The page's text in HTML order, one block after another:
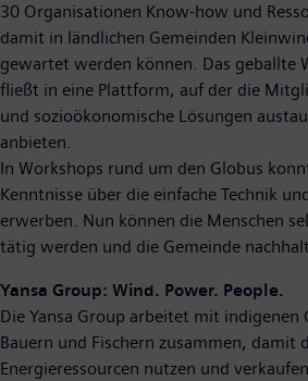
30 Organisationen Know-how und
damit in ländlichen Gemeinden
gewartet werden können. Das geballte
fließt in eine Plattform, auf der die
und sozioökonomische Lösungen
anbieten.
In Workshops rund um den Globus
Kenntnisse über die einfache Technik
erwerben. Nun können die Menschen
tätig werden und die Gemeinde
Yansa Group: Wind. Power. People.
Die Yansa Group arbeitet mit indigenen
Bauern und Fischern zusammen, damit
Energieressourcen nutzen und